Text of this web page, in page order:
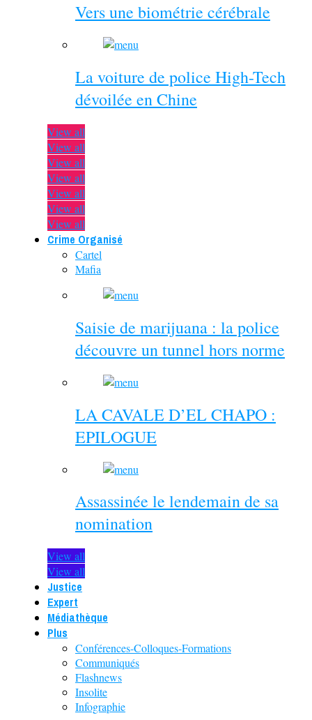
Vers une biométrie cérébrale
La voiture de police High-Tech
dévoilée en Chine
View all
View all
View all
View all
View all
View all
View all
Crime Organisé
Cartel
Mafia
Saisie de marijuana : la police
découvre un tunnel hors norme
LA CAVALE D’EL CHAPO :
EPILOGUE
Assassinée le lendemain de sa
nomination
View all
View all
Justice
Expert
Médiathèque
Plus
Conférences-Colloques-Formations
Communiqués
Flashnews
Insolite
Infographie